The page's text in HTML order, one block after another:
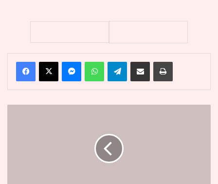
FacebookX MessengerWhatsAppTelegramPartager par email Imprimer